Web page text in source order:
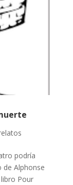
podría
de Alphonse
Pour